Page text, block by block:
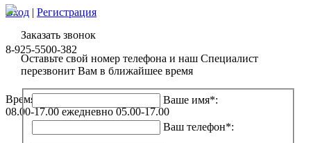
Вход | Регистрация
8-925-5500-382
Время работы:
08.00-17.00 ежедневно 05.00-17.00
Заказать звонок
Оставьте свой номер телефона и наш Специалист
перезвонит Вам в ближайшее время
Ваше имя*:
Ваш телефон*: